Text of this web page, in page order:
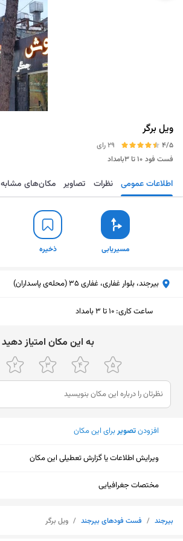
ویل برگر
4/5
29 رای
فست فود ۱۰ تا ۳بامداد
مسیریابی ذخیره ارسال اطلاعات عمومی نظرات تصاویر مکان‌های مشابه
مسیریابی ذخیره
بیرجند، بلوار غفاری، غفاری 35 (محله‌ی پاسداران)
ساعت کاری: ۱۰ تا ۳ بامداد
یکشنبه
دوشنبه
سه‌شنبه
چهارشنبه
پنجشنبه
ﺑﻪ اﯾﻦ ﻣﮑﺎن اﻣﺘﯿﺎز دﻫﯿﺪ
افزودنتصویربرای این مکان
ویرایش اطلاعات یا گزارش تعطیلی این مکان
مختصات جغرافیایی
بیرجند / فست فودهای بیرجند / ویل برگر